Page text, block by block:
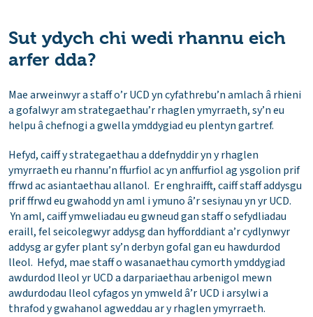
Sut ydych chi wedi rhannu eich
arfer dda?
Mae arweinwyr a staff o’r UCD yn cyfathrebu’n amlach â rhieni
a gofalwyr am strategaethau’r rhaglen ymyrraeth, sy’n eu
helpu â chefnogi a gwella ymddygiad eu plentyn gartref.
Hefyd, caiff y strategaethau a ddefnyddir yn y rhaglen
ymyrraeth eu rhannu’n ffurfiol ac yn anffurfiol ag ysgolion prif
ffrwd ac asiantaethau allanol. Er enghraifft, caiff staff addysgu
prif ffrwd eu gwahodd yn aml i ymuno â’r sesiynau yn yr UCD.
Yn aml, caiff ymweliadau eu gwneud gan staff o sefydliadau
eraill, fel seicolegwyr addysg dan hyfforddiant a’r cydlynwyr
addysg ar gyfer plant sy’n derbyn gofal gan eu hawdurdod
lleol. Hefyd, mae staff o wasanaethau cymorth ymddygiad
awdurdod lleol yr UCD a darpariaethau arbenigol mewn
awdurdodau lleol cyfagos yn ymweld â’r UCD i arsylwi a
thrafod y gwahanol agweddau ar y rhaglen ymyrraeth.